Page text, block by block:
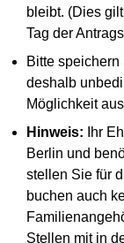
bleibt. (Dies
Tag der
Bitte
deshalb
Möglichkeit
Hinweis: Ihr
Berlin und
stellen Sie für
buchen auch
Stellen mit in